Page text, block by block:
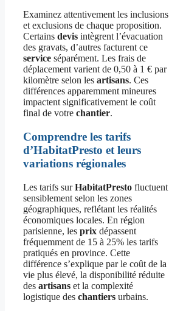
Examinez attentivement les inclusions
et exclusions de chaque proposition.
Certains devis intègrent l’évacuation
des gravats, d’autres facturent ce
service séparément. Les frais de
déplacement varient de 0,50 à 1 € par
kilomètre selon les artisans. Ces
différences apparemment mineures
impactent significativement le coût
final de votre chantier.
Comprendre les tarifs
d’HabitatPresto et leurs
variations régionales
Les tarifs surHabitatPresto fluctuent
sensiblement selon les zones
géographiques, reflétant les réalités
économiques locales. En région
parisienne, les prix dépassent
fréquemment de 15 à 25% les tarifs
pratiqués en province. Cette
différence s’explique par le coût de la
vie plus élevé, la disponibilité réduite
des artisans et la complexité
logistique des chantiers urbains.